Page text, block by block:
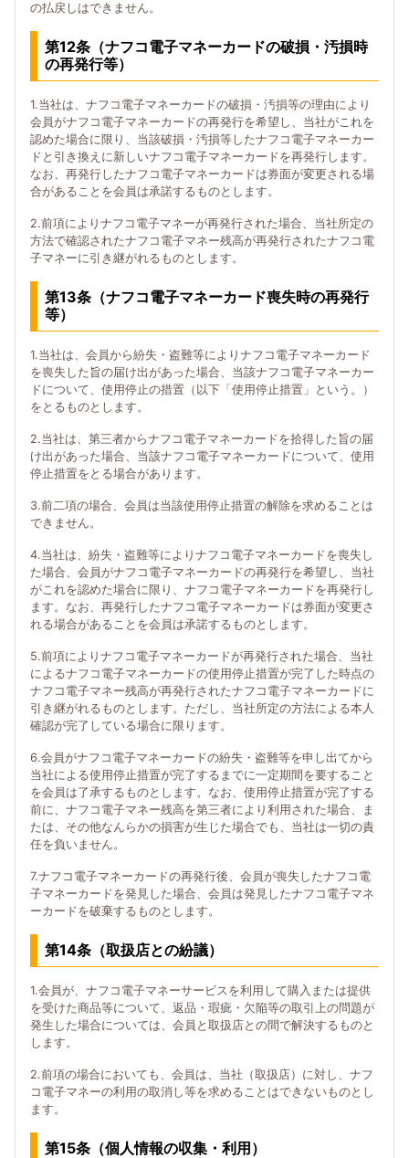
の払戻しはできません。
第12条（ナフコ電子マネーカードの破損・汚損時
の再発行等）
1.当社は、ナフコ電子マネーカードの破損・汚損等の理由により
会員がナフコ電子マネーカードの再発行を希望し、当社がこれを
認めた場合に限り、当該破損・汚損等したナフコ電子マネーカー
ドと引き換えに新しいナフコ電子マネーカードを再発行します。
なお、再発行したナフコ電子マネーカードは券面が変更される場
合があることを会員は承諾するものとします。
2.前項によりナフコ電子マネーが再発行された場合、当社所定の
方法で確認されたナフコ電子マネー残高が再発行されたナフコ電
子マネーに引き継がれるものとします。
第13条（ナフコ電子マネーカード喪失時の再発行
等）
1.当社は、会員から紛失・盗難等によりナフコ電子マネーカード
を喪失した旨の届け出があった場合、当該ナフコ電子マネーカー
ドについて、使用停止の措置（以下「使用停止措置」という。）
をとるものとします。
2.当社は、第三者からナフコ電子マネーカードを拾得した旨の届
け出があった場合、当該ナフコ電子マネーカードについて、使用
停止措置をとる場合があります。
3.前二項の場合、会員は当該使用停止措置の解除を求めることは
できません。
4.当社は、紛失・盗難等によりナフコ電子マネーカードを喪失し
た場合、会員がナフコ電子マネーカードの再発行を希望し、当社
がこれを認めた場合に限り、ナフコ電子マネーカードを再発行し
ます。なお、再発行したナフコ電子マネーカードは券面が変更さ
れる場合があることを会員は承諾するものとします。
5.前項によりナフコ電子マネーカードが再発行された場合、当社
によるナフコ電子マネーカードの使用停止措置が完了した時点の
ナフコ電子マネー残高が再発行されたナフコ電子マネーカードに
引き継がれるものとします。ただし、当社所定の方法による本人
確認が完了している場合に限ります。
6.会員がナフコ電子マネーカードの紛失・盗難等を申し出てから
当社による使用停止措置が完了するまでに一定期間を要すること
を会員は了承するものとします。なお、使用停止措置が完了する
前に、ナフコ電子マネー残高を第三者により利用された場合、ま
たは、その他なんらかの損害が生じた場合でも、当社は一切の責
任を負いません。
7.ナフコ電子マネーカードの再発行後、会員が喪失したナフコ電
子マネーカードを発見した場合、会員は発見したナフコ電子マネ
ーカードを破棄するものとします。
第14条（取扱店との紛議）
1.会員が、ナフコ電子マネーサービスを利用して購入または提供
を受けた商品等について、返品・瑕疵・欠陥等の取引上の問題が
発生した場合については、会員と取扱店との間で解決するものと
します。
2.前項の場合においても、会員は、当社（取扱店）に対し、ナフ
コ電子マネーの利用の取消し等を求めることはできないものとし
ます。
第15条（個人情報の収集・利用）